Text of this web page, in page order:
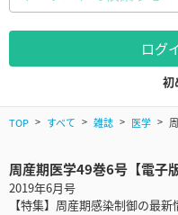
ログ
初
TOP すべて 雑誌 医学
周産期医学49巻6号【電子版
2019年6月号
【特集】周産期感染制御の最新